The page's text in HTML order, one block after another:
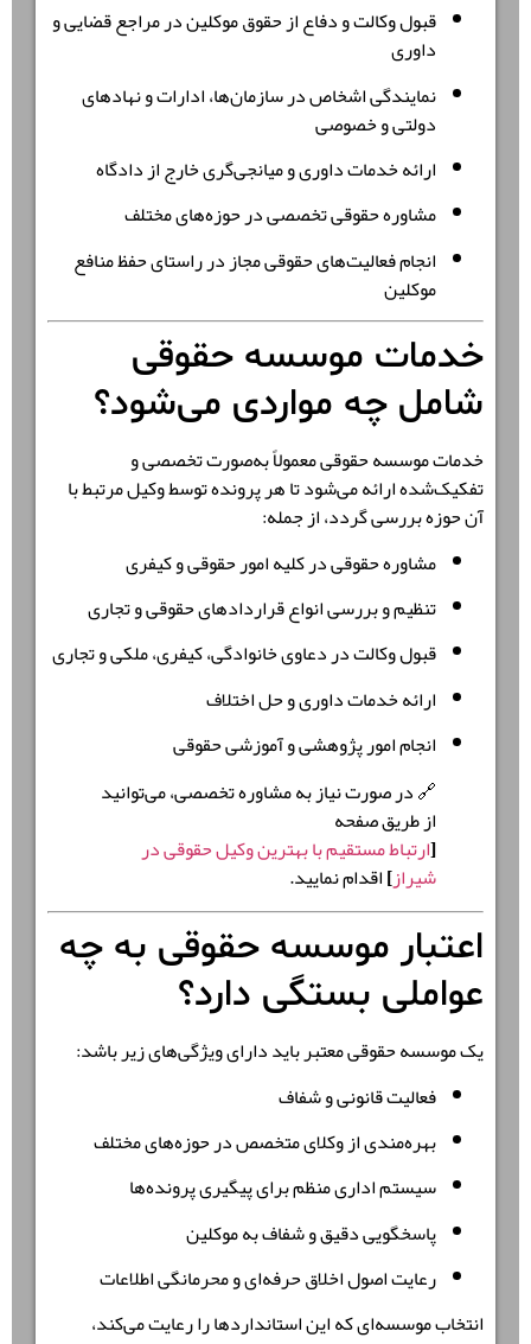
قبول وکالت و دفاع از حقوق موکلین در مراجع قضایی و
داوری
نمایندگی اشخاص در سازمان‌ها، ادارات و نهادهای
دولتی و خصوصی
ارائه خدمات داوری و میانجی‌گری خارج از دادگاه
مشاوره حقوقی تخصصی در حوزه‌های مختلف
انجام فعالیت‌های حقوقی مجاز در راستای حفظ منافع
موکلین
خدمات موسسه حقوقی
شامل چه مواردی می‌شود؟
خدمات موسسه حقوقی معمولاً به‌صورت تخصصی و
تفکیک‌شده ارائه می‌شود تا هر پرونده توسط وکیل مرتبط با
آن حوزه بررسی گردد، از جمله:
مشاوره حقوقی در کلیه امور حقوقی و کیفری
تنظیم و بررسی انواع قراردادهای حقوقی و تجاری
قبول وکالت در دعاوی خانوادگی، کیفری، ملکی و تجاری
ارائه خدمات داوری و حل اختلاف
انجام امور پژوهشی و آموزشی حقوقی
🔗 در صورت نیاز به مشاوره تخصصی، می‌توانید
از طریق صفحه
[ارتباط مستقیم با بهترین وکیل حقوقی در
شیراز]اقدام نمایید.
اعتبار موسسه حقوقی به چه
عواملی بستگی دارد؟
یک موسسه حقوقی معتبر باید دارای ویژگی‌های زیر باشد:
فعالیت قانونی و شفاف
بهره‌مندی از وکلای متخصص در حوزه‌های مختلف
سیستم اداری منظم برای پیگیری پرونده‌ها
پاسخگویی دقیق و شفاف به موکلین
رعایت اصول اخلاق حرفه‌ای و محرمانگی اطلاعات
انتخاب موسسه‌ای که این استانداردها را رعایت می‌کند،